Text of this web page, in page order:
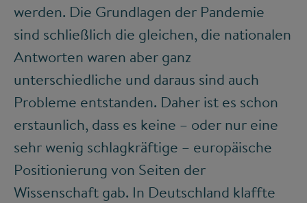
werden. Die Grundlagen der Pandemie
sind schließlich die gleichen, die nationalen
Antworten waren aber ganz
unterschiedliche und daraus sind auch
Probleme entstanden. Daher ist es schon
erstaunlich, dass es keine – oder nur eine
sehr wenig schlagkräftige – europäische
Positionierung von Seiten der
Wissenschaft gab. In Deutschland klaffte